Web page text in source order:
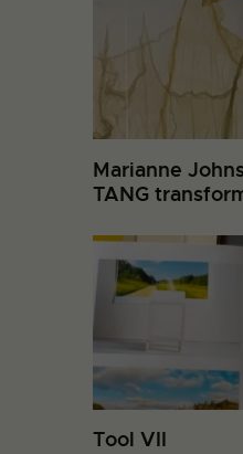
Marianne
TANG
Tool VII